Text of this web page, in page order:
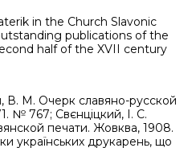
in the Church Slavonic
publications of the
half of the XVII century
В. М. Очерк славяно-русской
№ 767; Свєнціцкий, І. С.
печати. Жовква, 1908.
українських друкарень, що